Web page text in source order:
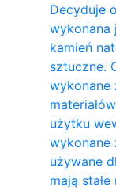
Decyduje
wykonana
kamień
sztuczne.
wykonane
użytku
wykonane
używane
mają